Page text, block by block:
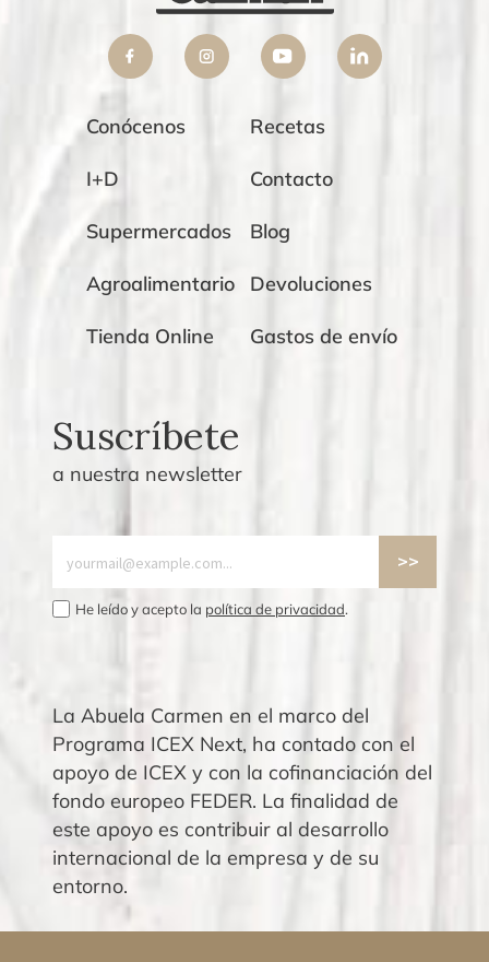
Conócenos
I+D
Supermercados
Agroalimentario
Tienda Online
Recetas
Contacto
Blog
Devoluciones
Gastos de envío
Suscríbete
a nuestra newsletter
He leído y acepto la política de privacidad.
La Abuela Carmen en el marco del
Programa ICEX Next, ha contado con el
apoyo de ICEX y con la cofinanciación del
fondo europeo FEDER. La finalidad de
este apoyo es contribuir al desarrollo
internacional de la empresa y de su
entorno.